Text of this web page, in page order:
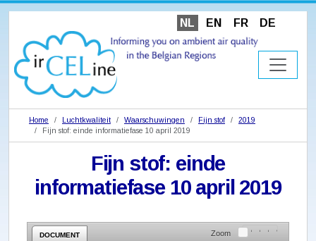
NL EN FR DE
Home Luchtkwaliteit Waarschuwingen Fijn stof
2019
Fijn stof: einde informatiefase 10 april 2019
Fijn stof: einde
informatiefase 10 april 2019
DOCUMENT Zoom